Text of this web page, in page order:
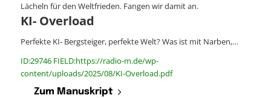
Lächeln für den Weltfrieden. Fangen wir damit an.
KI- Overload
Perfekte KI- Bergsteiger, perfekte Welt? Was ist mit Narben,…
ID:29746 FIELD:https://radio-m.de/wp-
content/uploads/2025/08/KI-Overload.pdf
Zum Manuskript